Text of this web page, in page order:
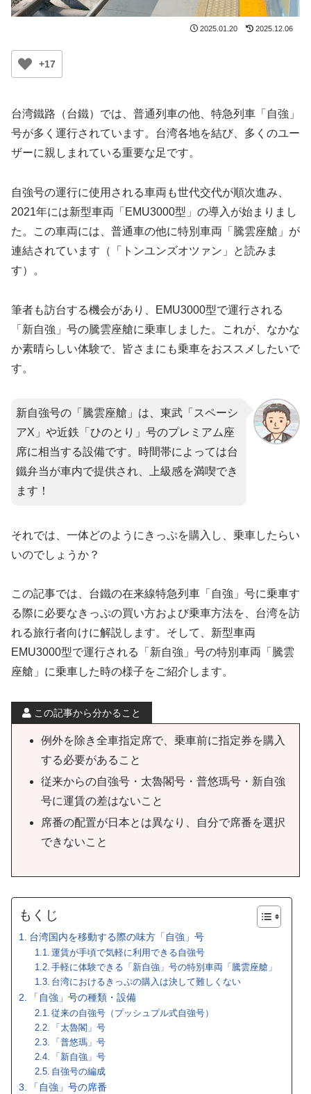
2025.01.20 2025.12.06
+17
台湾鐵路（台鐵）では、普通列車の他、特急列車「自強」
号が多く運行されています。台湾各地を結び、多くのユー
ザーに親しまれている重要な足です。
自強号の運行に使用される車両も世代交代が順次進み、
2021年には新型車両「EMU3000型」の導入が始まりまし
た。この車両には、普通車の他に特別車両「騰雲座艙」が
連結されています（「トンユンズオツァン」と読みま
す）。
筆者も訪台する機会があり、EMU3000型で運行される
「新自強」号の騰雲座艙に乗車しました。これが、なかな
か素晴らしい体験で、皆さまにも乗車をおススメしたいで
す。
新自強号の「騰雲座艙」は、東武「スペーシ
アX」や近鉄「ひのとり」号のプレミアム座
席に相当する設備です。時間帯によっては台
鐵弁当が車内で提供され、上級感を満喫でき
ます！
それでは、一体どのようにきっぷを購入し、乗車したらい
いのでしょうか？
この記事では、台鐵の在来線特急列車「自強」号に乗車す
る際に必要なきっぷの買い方および乗車方法を、台湾を訪
れる旅行者向けに解説します。そして、新型車両
EMU3000型で運行される「新自強」号の特別車両「騰雲
座艙」に乗車した時の様子をご紹介します。
この記事から分かること
例外を除き全車指定席で、乗車前に指定券を購入
する必要があること
従来からの自強号・太魯閣号・普悠瑪号・新自強
号に運賃の差はないこと
席番の配置が日本とは異なり、自分で席番を選択
できないこと
もくじ
台湾国内を移動する際の味方「自強」号
運賃が手頃で気軽に利用できる自強号
手軽に体験できる「新自強」号の特別車両「騰雲座艙」
台湾におけるきっぷの購入は決して難しくない
「自強」号の種類・設備
従来の自強号（プッシュプル式自強号）
「太魯閣」号
「普悠瑪」号
「新自強」号
自強号の編成
「自強」号の席番